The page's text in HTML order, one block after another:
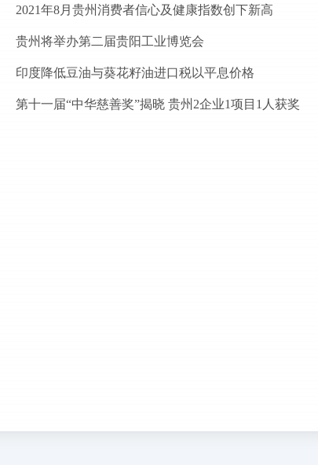
2021年8月贵州消费者信心及健康指数创下新高
贵州将举办第二届贵阳工业博览会
印度降低豆油与葵花籽油进口税以平息价格
第十一届“中华慈善奖”揭晓 贵州2企业1项目1人获奖